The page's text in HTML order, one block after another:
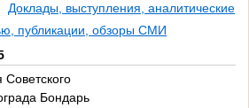
Доклады, выступления, аналитические
публикации, обзоры СМИ
Советского
Бондарь